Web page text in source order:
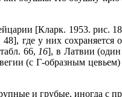
[Кларк. 1953. рис.
где у них
66, 16], в Латвии
(с Г-образным
и грубые, иногда с